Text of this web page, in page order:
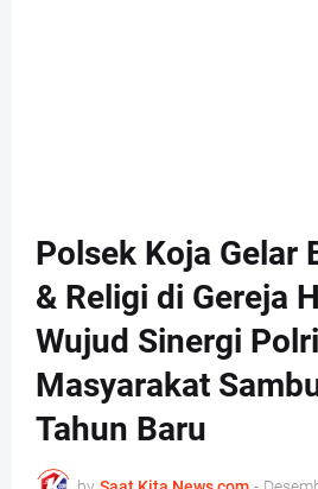
Polsek Koja Gelar
& Religi di Gereja
Wujud Sinergi
Masyarakat
Tahun Baru